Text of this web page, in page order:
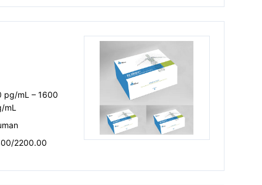
pg/mL – 1600
mL
2200.00